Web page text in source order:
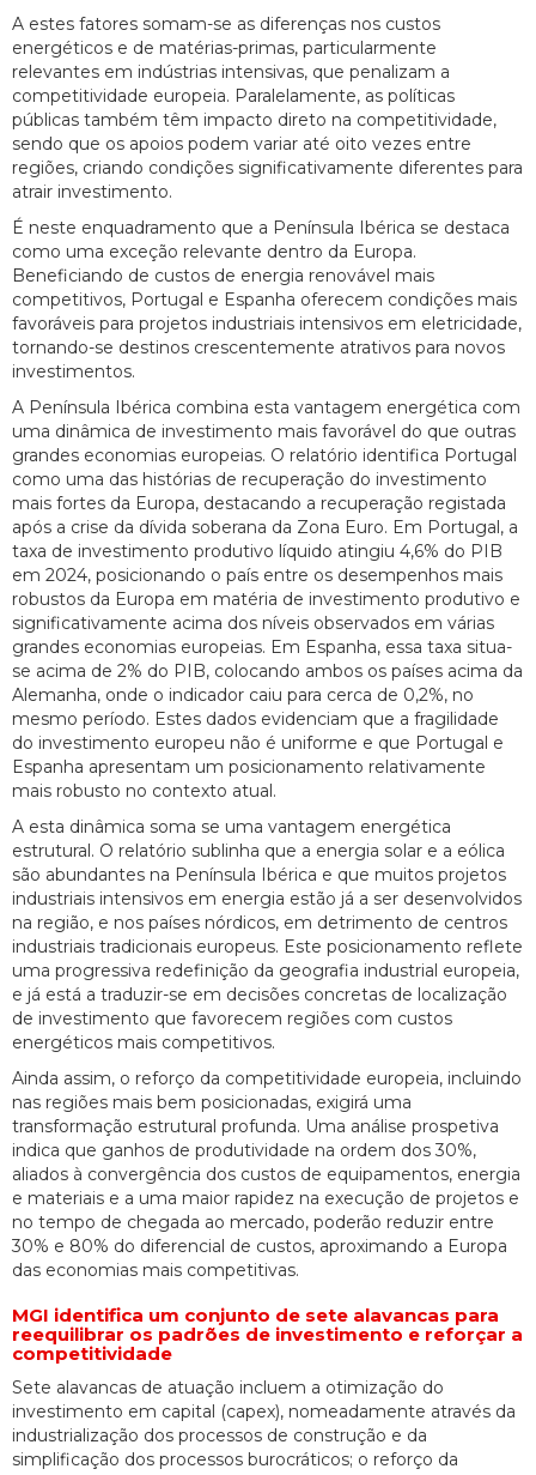
A estes fatores somam-se as diferenças nos custos
energéticos e de matérias-primas, particularmente
relevantes em indústrias intensivas, que penalizam a
competitividade europeia. Paralelamente, as políticas
públicas também têm impacto direto na competitividade,
sendo que os apoios podem variar até oito vezes entre
regiões, criando condições significativamente diferentes para
atrair investimento.
É neste enquadramento que a Península Ibérica se destaca
como uma exceção relevante dentro da Europa.
Beneficiando de custos de energia renovável mais
competitivos, Portugal e Espanha oferecem condições mais
favoráveis para projetos industriais intensivos em eletricidade,
tornando-se destinos crescentemente atrativos para novos
investimentos.
A Península Ibérica combina esta vantagem energética com
uma dinâmica de investimento mais favorável do que outras
grandes economias europeias. O relatório identifica Portugal
como uma das histórias de recuperação do investimento
mais fortes da Europa, destacando a recuperação registada
após a crise da dívida soberana da Zona Euro. Em Portugal, a
taxa de investimento produtivo líquido atingiu 4,6% do PIB
em 2024, posicionando o país entre os desempenhos mais
robustos da Europa em matéria de investimento produtivo e
significativamente acima dos níveis observados em várias
grandes economias europeias. Em Espanha, essa taxa situa-
se acima de 2% do PIB, colocando ambos os países acima da
Alemanha, onde o indicador caiu para cerca de 0,2%, no
mesmo período. Estes dados evidenciam que a fragilidade
do investimento europeu não é uniforme e que Portugal e
Espanha apresentam um posicionamento relativamente
mais robusto no contexto atual.
A esta dinâmica soma se uma vantagem energética
estrutural. O relatório sublinha que a energia solar e a eólica
são abundantes na Península Ibérica e que muitos projetos
industriais intensivos em energia estão já a ser desenvolvidos
na região, e nos países nórdicos, em detrimento de centros
industriais tradicionais europeus. Este posicionamento reflete
uma progressiva redefinição da geografia industrial europeia,
e já está a traduzir-se em decisões concretas de localização
de investimento que favorecem regiões com custos
energéticos mais competitivos.
Ainda assim, o reforço da competitividade europeia, incluindo
nas regiões mais bem posicionadas, exigirá uma
transformação estrutural profunda. Uma análise prospetiva
indica que ganhos de produtividade na ordem dos 30%,
aliados à convergência dos custos de equipamentos, energia
e materiais e a uma maior rapidez na execução de projetos e
no tempo de chegada ao mercado, poderão reduzir entre
30% e 80% do diferencial de custos, aproximando a Europa
das economias mais competitivas.
MGI identifica um conjunto de sete alavancas para
reequilibrar os padrões de investimento e reforçar a
competitividade
Sete alavancas de atuação incluem a otimização do
investimento em capital (capex), nomeadamente através da
industrialização dos processos de construção e da
simplificação dos processos burocráticos; o reforço da